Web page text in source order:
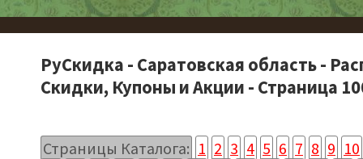
РуСкидка - Саратовская область -
Скидки, Купоны и Акции - Страница
Страницы Каталога: 1 2 3 4 5 6 7 8 9 10